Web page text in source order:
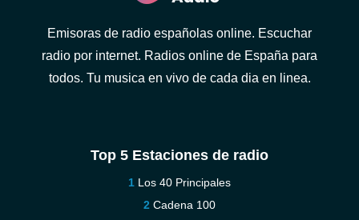
Emisoras de radio españolas online. Escuchar
radio por internet. Radios online de España para
todos. Tu musica en vivo de cada dia en linea.
Top 5 Estaciones de radio
Los 40 Principales
Cadena 100